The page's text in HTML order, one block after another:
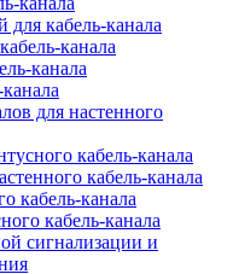
кабель-канала
канала
канала
для настенного
кабель-канала
кабель-канала
кабель-канала
кабель-канала